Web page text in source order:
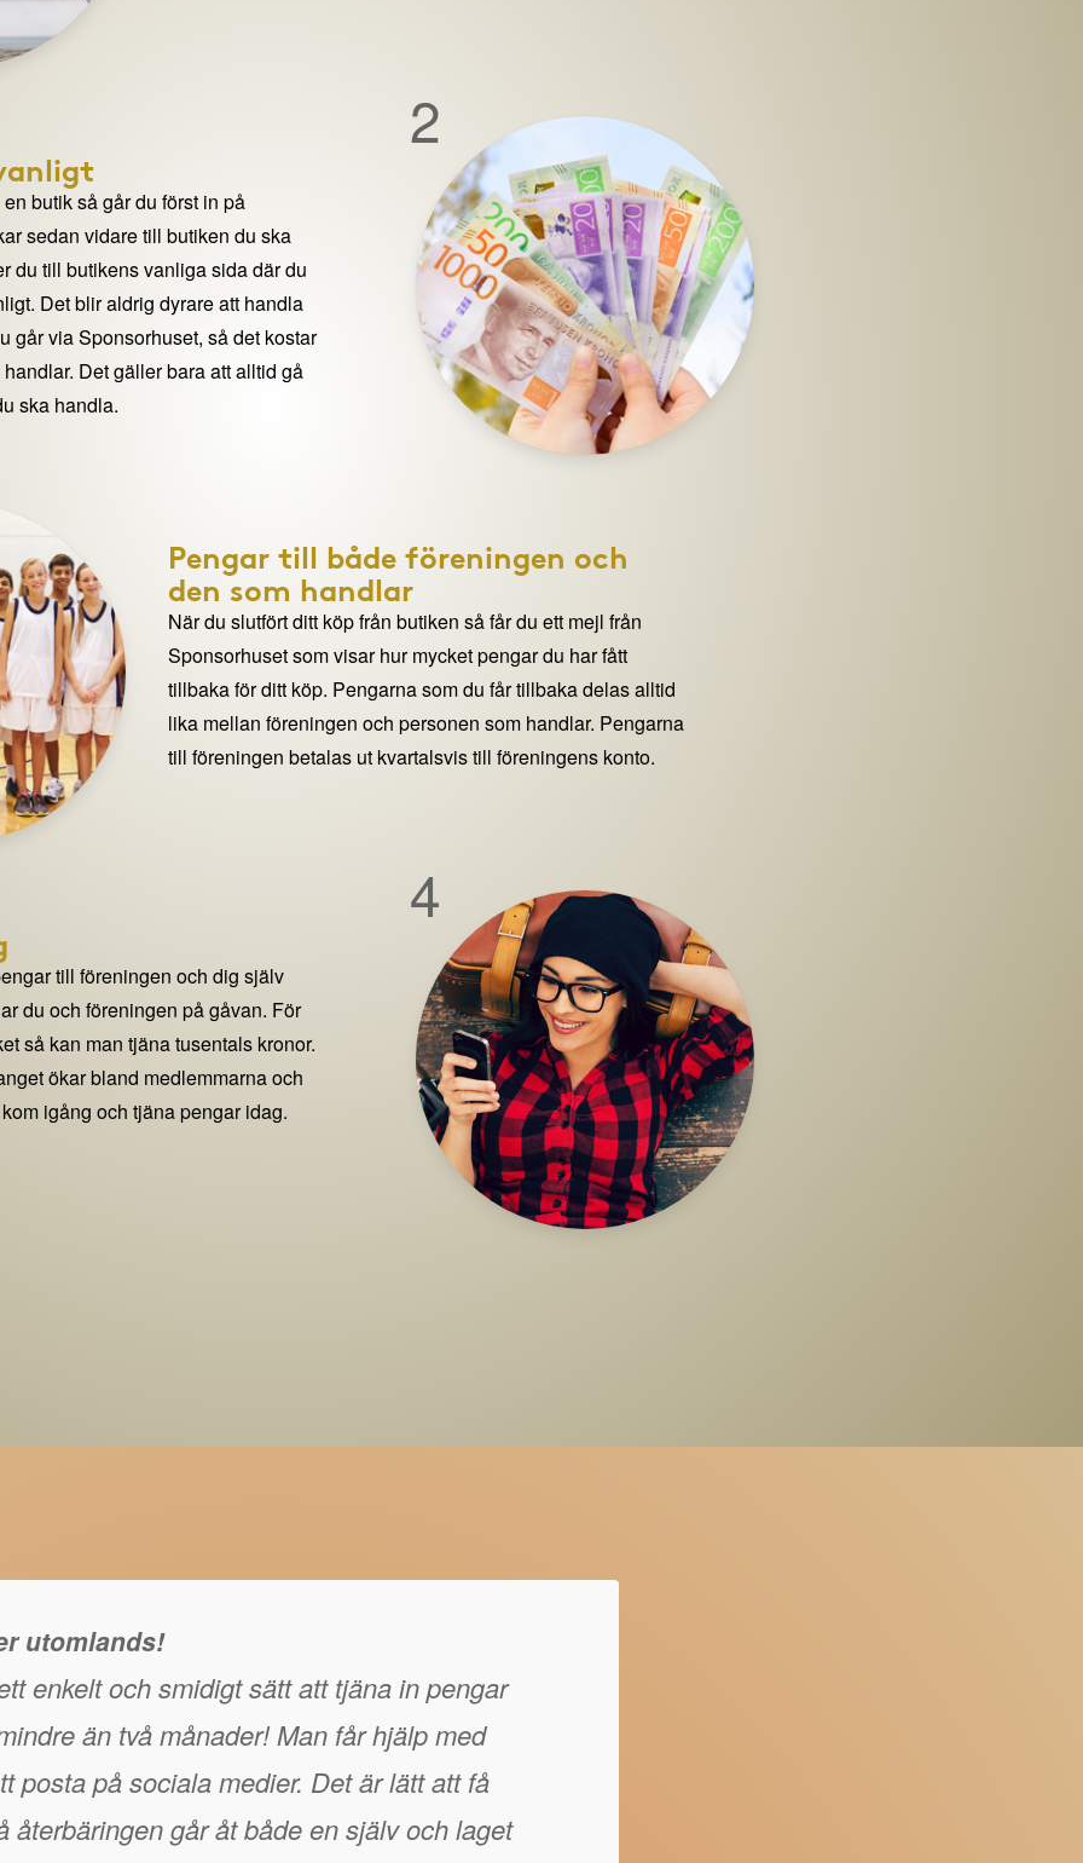
2
butik så går du först in på
sedan vidare till butiken du ska
du till butikens vanliga sida där du
Det blir aldrig dyrare att handla
går via Sponsorhuset, så det kostar
Det gäller bara att alltid gå
ska handla.
Pengar till både föreningen och
den som handlar
När du slutfört ditt köp från butiken så får du ett mejl från
Sponsorhuset som visar hur mycket pengar du har fått
tillbaka för ditt köp. Pengarna som du får tillbaka delas alltid
lika mellan föreningen och personen som handlar. Pengarna
till föreningen betalas ut kvartalsvis till föreningens konto.
4
till föreningen och dig själv
du och föreningen på gåvan. För
så kan man tjäna tusentals kronor.
ökar bland medlemmarna och
igång och tjäna pengar idag.
utomlands!
enkelt och smidigt sätt att tjäna in pengar
än två månader! Man får hjälp med
posta på sociala medier. Det är lätt att få
återbäringen går åt både en själv och laget